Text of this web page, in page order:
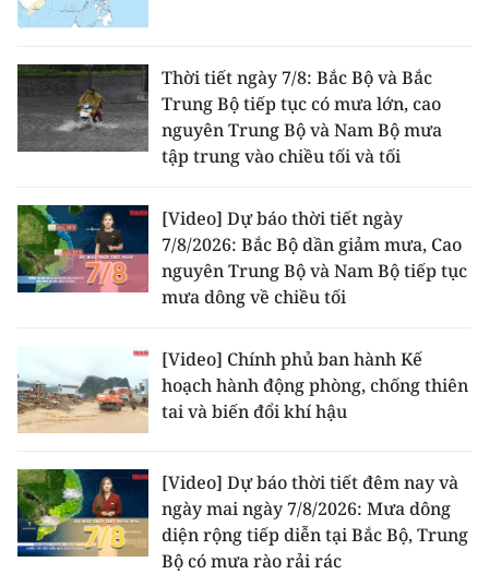
Media Y tế
Media Khoa học - Công nghệ
Media Môi trường
Infographic
TIN MỚI
TIN ĐỊA PHƯƠNG
Trung du và miền núi phía Bắc
Bắc Trung Bộ
Duyên hải Nam Trung Bộ và Tây
Thời tiết ngày 7/8: Bắc Bộ và Bắc
Trung Bộ tiếp tục có mưa lớn, cao
nguyên Trung Bộ và Nam Bộ mưa
tập trung vào chiều tối và tối
[Video] Dự báo thời tiết ngày
7/8/2026: Bắc Bộ dần giảm mưa, Cao
nguyên Trung Bộ và Nam Bộ tiếp tục
mưa dông về chiều tối
[Video] Chính phủ ban hành Kế
hoạch hành động phòng, chống thiên
tai và biến đổi khí hậu
[Video] Dự báo thời tiết đêm nay và
ngày mai ngày 7/8/2026: Mưa dông
diện rộng tiếp diễn tại Bắc Bộ, Trung
Bộ có mưa rào rải rác